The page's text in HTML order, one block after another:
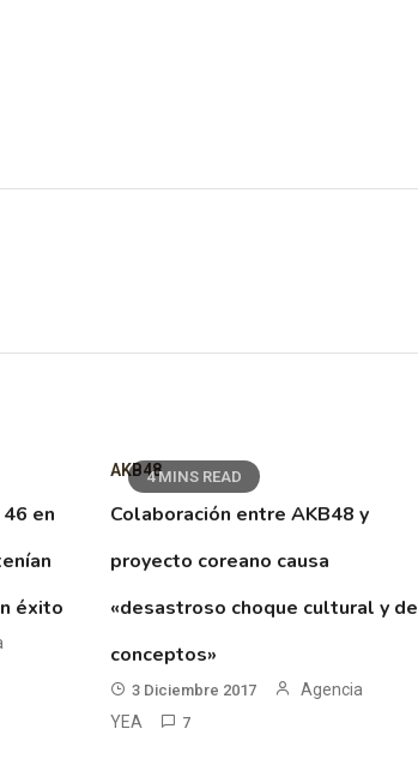
en
éxito
4 MINS READ
AKB48
Colaboración entre AKB48 y
proyecto coreano causa
«desastroso choque cultural y de
conceptos»
3 Diciembre 2017
Agencia
YEA
7